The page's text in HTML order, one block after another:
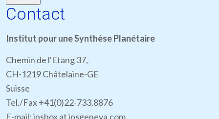
Contact
Institut pour une Synthèse Planétaire
Chemin de l'Etang 37,
CH-1219 Châtelaine-GE
Suisse
Tel./Fax +41(0)22-733.8876
E-mail: ipsbox at ipsgeneva.com